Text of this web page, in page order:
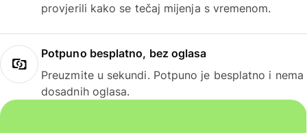
provjerili kako se tečaj mijenja s vremenom.
Potpuno besplatno, bez oglasa
Preuzmite u sekundi. Potpuno je besplatno i nema
dosadnih oglasa.